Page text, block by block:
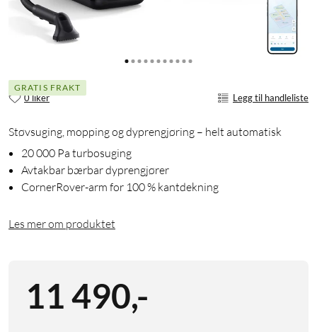
GRATIS FRAKT
0 liker Legg til handleliste
Støvsuging, mopping og dyprengjøring – helt automatisk
20 000 Pa turbosuging
Avtakbar bærbar dyprengjører
CornerRover-arm for 100 % kantdekning
Les mer om produktet
11 490,-